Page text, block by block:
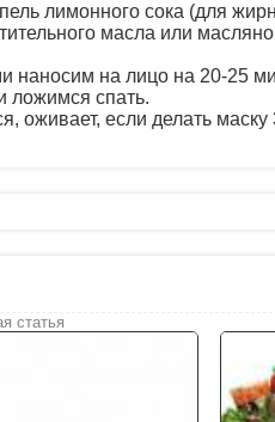
лимонного сока (для
масла или
наносим на лицо на 20-25
ложимся спать.
оживает, если делать
статья